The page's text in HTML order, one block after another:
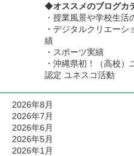
◆オススメのブログカ
・ 授業風景や学校生活
・ デジタルクリエーシ
績
・ スポーツ実績
・沖縄県初！（高校
認定 ユネスコ活動
2026年8月
2026年7月
2026年6月
2026年5月
2026年1月